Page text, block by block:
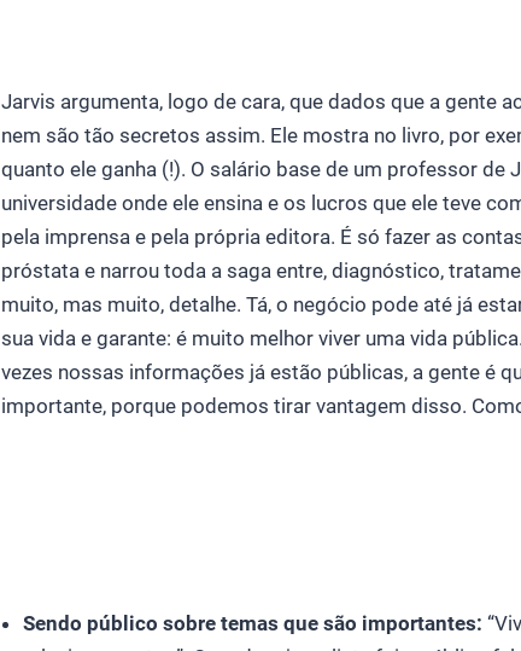
Jarvis argumenta, logo de cara, que dados que a gente
nem são tão secretos assim. Ele mostra no livro, por
quanto ele ganha (!). O salário base de um professor de
universidade onde ele ensina e os lucros que ele teve
pela imprensa e pela própria editora. É só fazer as
próstata e narrou toda a saga entre, diagnóstico,
muito, mas muito, detalhe. Tá, o negócio pode até já
sua vida e garante: é muito melhor viver uma vida
vezes nossas informações já estão públicas, a gente é
importante, porque podemos tirar vantagem disso.
Sendo público sobre temas que são importantes: